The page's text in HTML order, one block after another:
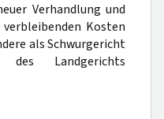
Verhandlung und
Kosten
als Schwurgericht
des Landgerichts